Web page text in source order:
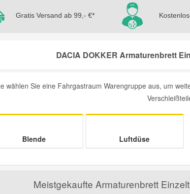
Gratis Versand ab 99,- €*
DACIA DOKKER Armaturenbrett
wählen Sie eine Fahrgastraum Warengruppe aus, um
Blende Luftdüse
Meistgekaufte Armaturenbrett